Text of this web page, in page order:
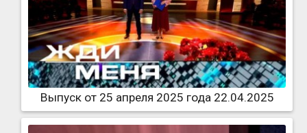
Выпуск от 25 апреля 2025 года 22.04.2025